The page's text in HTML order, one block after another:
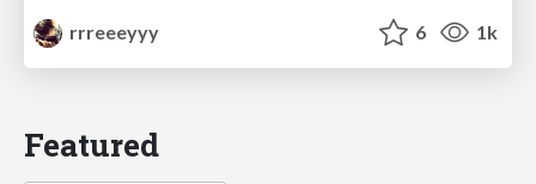
rrreeeyyy
6 1k
Featured